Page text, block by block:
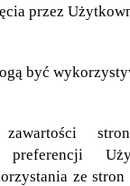
przez
być
zawartości
ze